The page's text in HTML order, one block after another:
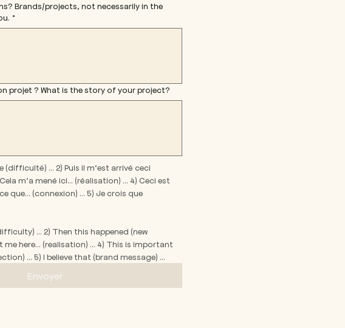
Brands/projects, not necessarily in the
*
projet ? What is the story of your project?
(difficulté) … 2) Puis il m’est arrivé ceci
m’a mené ici… (réalisation) … 4) Ceci est
que… (connexion) … 5) Je crois que
… 2) Then this happened (new
here… (realisation) … 4) This is important
… 5) I believe that (brand message) …
Envoyer